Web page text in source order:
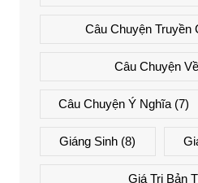
Câu Chuyện Truyền
Câu Chuyện
Câu Chuyện Ý Nghĩa(7)
Giáng Sinh (8)
Giá Trị Bản